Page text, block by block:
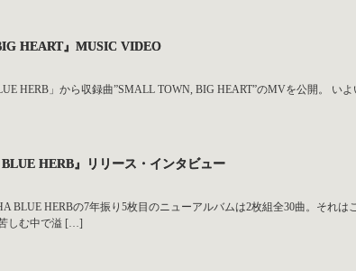
HEART』MUSIC VIDEO
HERB」から収録曲”SMALL TOWN, BIG HEART”のMVを公開。 い
HERB』リリース・インタビュー
BLUE HERBの7年振り5枚目のニューアルバムは2枚組全30曲。それ
しむ中で溢 […]